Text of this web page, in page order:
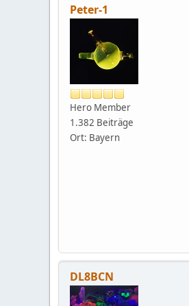
Peter-1
Hero Member
1.382 Beiträge
Ort: Bayern
DL8BCN